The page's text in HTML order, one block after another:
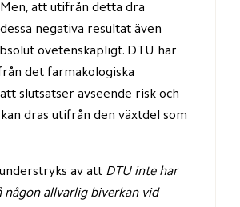
Men, att utifrån detta dra
negativa resultat även
ovetenskapligt. DTU har
det farmakologiska
slutsatser avseende risk och
dras utifrån den växtdel som
av att DTU inte har
någon allvarlig biverkan vid